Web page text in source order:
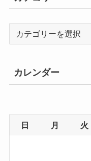
ー
カレンダー
日 月 火